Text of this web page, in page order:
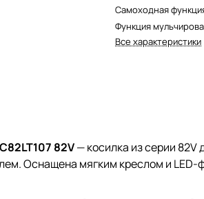
Самоходная
Функция
Все характеристики
82V— косилка из серии
Оснащена мягким креслом и LED-